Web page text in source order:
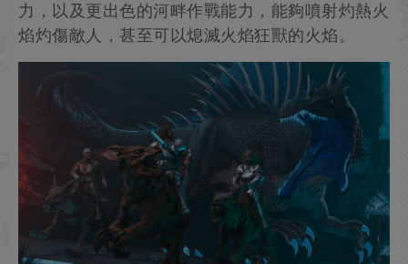
力，以及更出色的河畔作戰能力，能夠噴射灼熱火
焰灼傷敵人，甚至可以熄滅火焰狂獸的火焰。